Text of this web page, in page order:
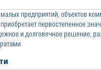
предприятий, объектов
первостепенное
и долговечное решение,